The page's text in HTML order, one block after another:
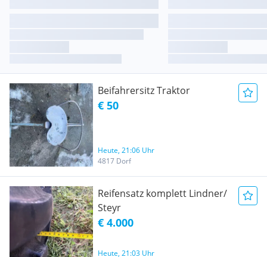
Beifahrersitz Traktor
€ 50
Heute, 21:06 Uhr
4817 Dorf
Reifensatz komplett Lindner/
Steyr
€ 4.000
Heute, 21:03 Uhr